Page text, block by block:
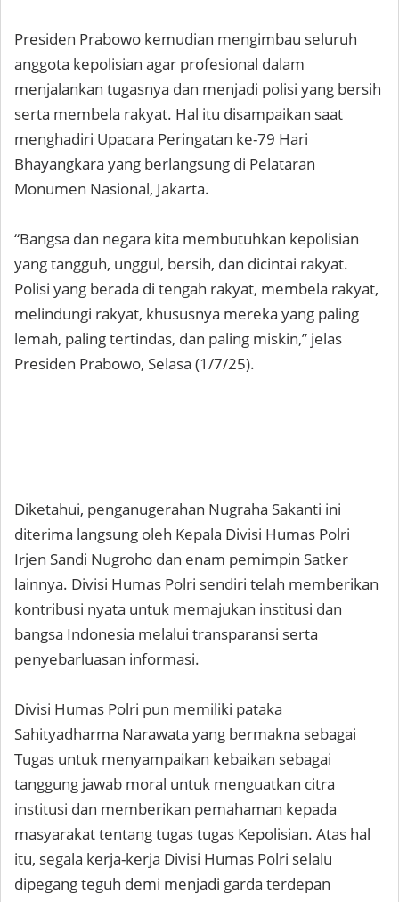
Presiden Prabowo kemudian mengimbau seluruh
anggota kepolisian agar profesional dalam
menjalankan tugasnya dan menjadi polisi yang bersih
serta membela rakyat. Hal itu disampaikan saat
menghadiri Upacara Peringatan ke-79 Hari
Bhayangkara yang berlangsung di Pelataran
Monumen Nasional, Jakarta.
“Bangsa dan negara kita membutuhkan kepolisian
yang tangguh, unggul, bersih, dan dicintai rakyat.
Polisi yang berada di tengah rakyat, membela rakyat,
melindungi rakyat, khususnya mereka yang paling
lemah, paling tertindas, dan paling miskin,” jelas
Presiden Prabowo, Selasa (1/7/25).
Diketahui, penganugerahan Nugraha Sakanti ini
diterima langsung oleh Kepala Divisi Humas Polri
Irjen Sandi Nugroho dan enam pemimpin Satker
lainnya. Divisi Humas Polri sendiri telah memberikan
kontribusi nyata untuk memajukan institusi dan
bangsa Indonesia melalui transparansi serta
penyebarluasan informasi.
Divisi Humas Polri pun memiliki pataka
Sahityadharma Narawata yang bermakna sebagai
Tugas untuk menyampaikan kebaikan sebagai
tanggung jawab moral untuk menguatkan citra
institusi dan memberikan pemahaman kepada
masyarakat tentang tugas tugas Kepolisian. Atas hal
itu, segala kerja-kerja Divisi Humas Polri selalu
dipegang teguh demi menjadi garda terdepan